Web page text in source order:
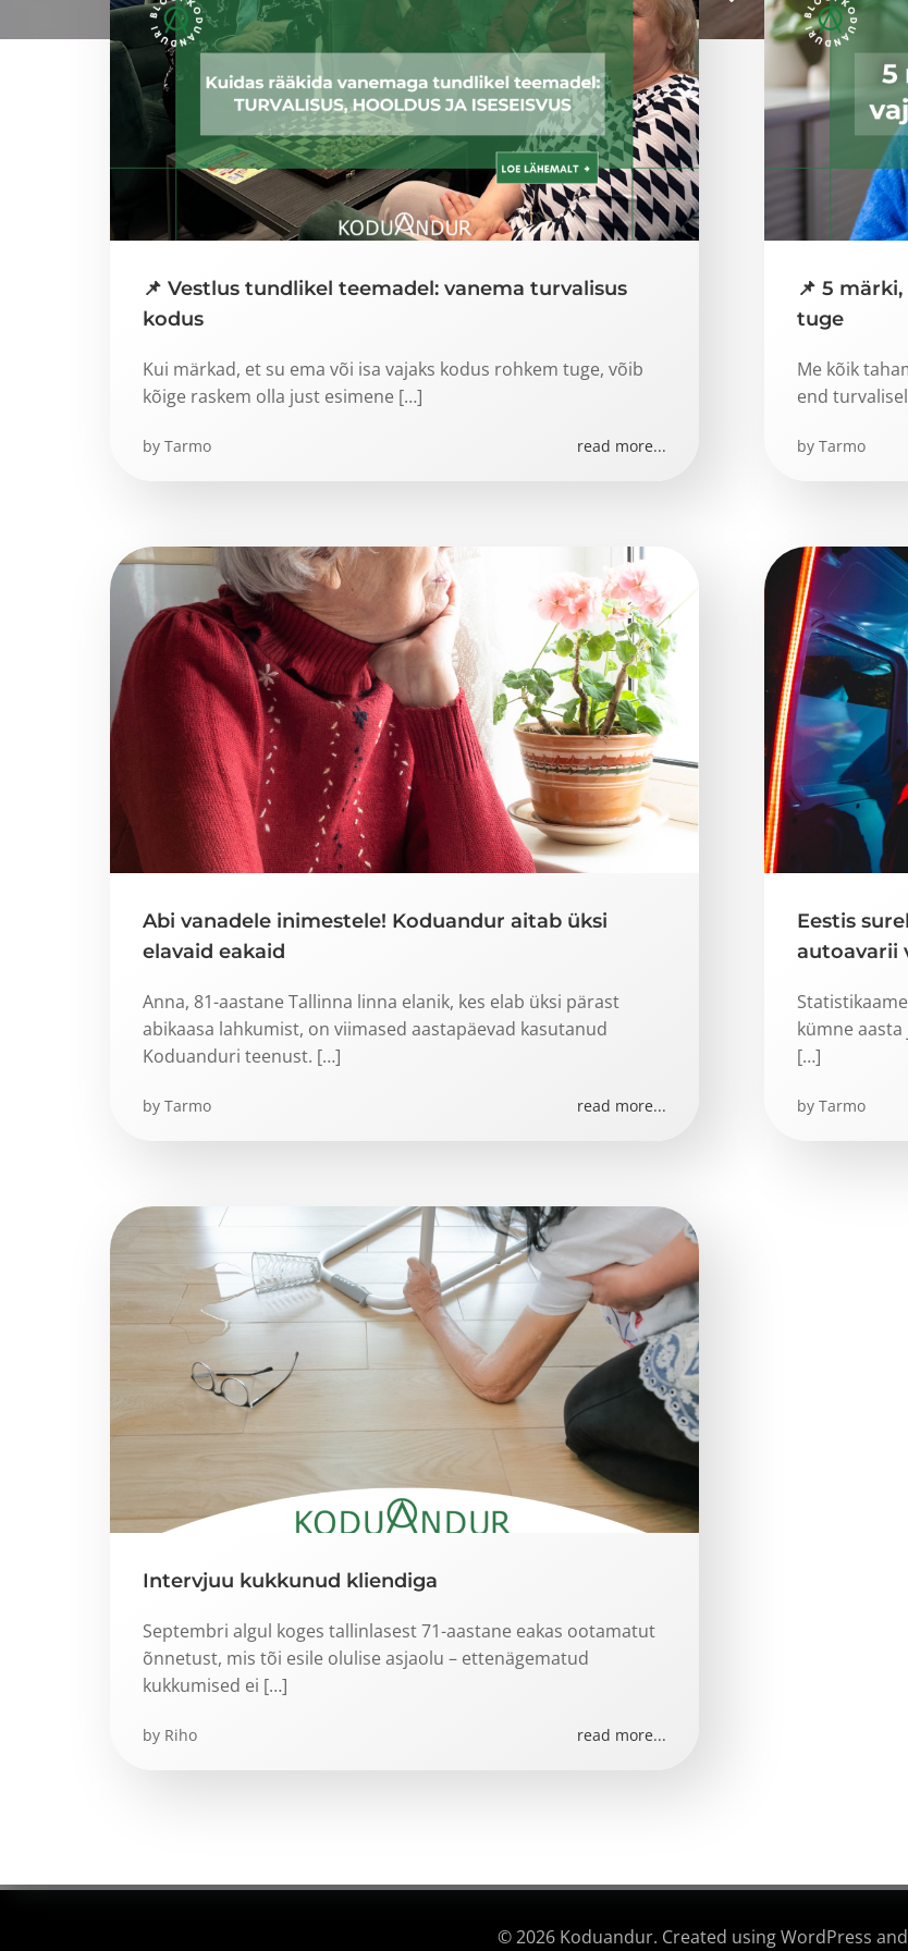
📌 Vestlus tundlikel teemadel: vanema turvalisus
kodus
Kui märkad, et su ema või isa vajaks kodus rohkem tuge, võib
kõige raskem olla just esimene […]
by Tarmo read more...
📌 5
tuge
Me kõik
end
by Tarmo
Abi vanadele inimestele! Koduandur aitab üksi
elavaid eakaid
Anna, 81-aastane Tallinna linna elanik, kes elab üksi pärast
abikaasa lahkumist, on viimased aastapäevad kasutanud
Koduanduri teenust. […]
by Tarmo read more...
Eestis
autoavarii
kümne
[…]
by Tarmo
Intervjuu kukkunud kliendiga
Septembri algul koges tallinlasest 71-aastane eakas ootamatut
õnnetust, mis tõi esile olulise asjaolu – ettenägematud
kukkumised ei […]
by Riho read more...
© 2026 Koduandur. Created using WordPress and